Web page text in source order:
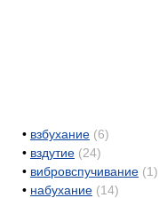
• взбухание (6)
• вздутие (24)
• вибровспучивание (1)
• набухание (14)